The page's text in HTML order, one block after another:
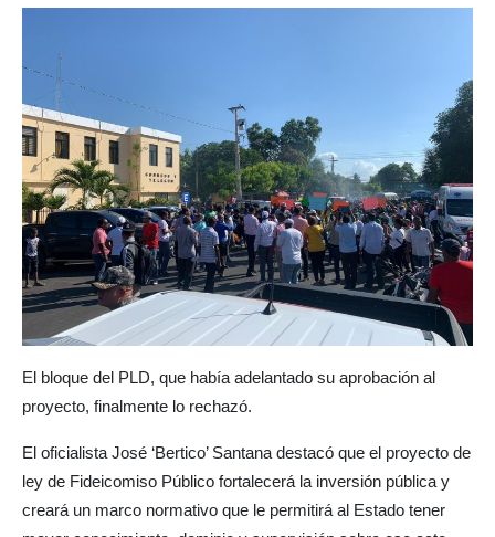
El bloque del PLD, que había adelantado su aprobación al
proyecto, finalmente lo rechazó.
El oficialista José ‘Bertico’ Santana destacó que el proyecto de
ley de Fideicomiso Público fortalecerá la inversión pública y
creará un marco normativo que le permitirá al Estado tener